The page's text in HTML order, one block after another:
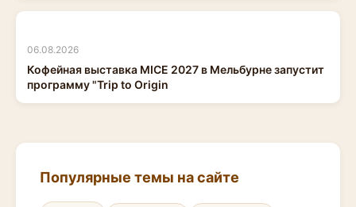
06.08.2026
Кофейная выставка MICE 2027 в Мельбурне запустит
программу "Trip to Origin
Популярные темы на сайте